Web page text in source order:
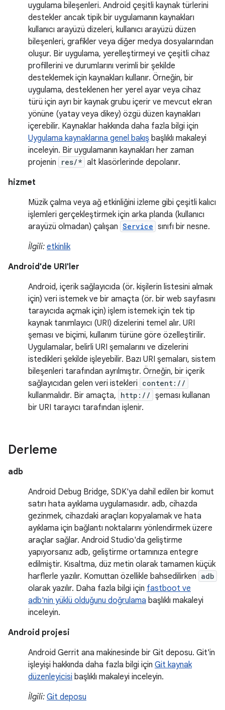
uygulama bileşenleri. Android çeşitli kaynak türlerini
destekler ancak tipik bir uygulamanın kaynakları
kullanıcı arayüzü dizeleri, kullanıcı arayüzü düzen
bileşenleri, grafikler veya diğer medya dosyalarından
oluşur. Bir uygulama, yerelleştirmeyi ve çeşitli cihaz
profillerini ve durumlarını verimli bir şekilde
desteklemek için kaynakları kullanır. Örneğin, bir
uygulama, desteklenen her yerel ayar veya cihaz
türü için ayrı bir kaynak grubu içerir ve mevcut ekran
yönüne (yatay veya dikey) özgü düzen kaynakları
içerebilir. Kaynaklar hakkında daha fazla bilgi için
Uygulama kaynaklarına genel bakış başlıklı makaleyi
inceleyin. Bir uygulamanın kaynakları her zaman
projenin
res/* alt klasörlerinde depolanır.
hizmet
Müzik çalma veya ağ etkinliğini izleme gibi çeşitli kalıcı
işlemleri gerçekleştirmek için arka planda (kullanıcı
arayüzü olmadan) çalışan Service sınıfı bir nesne.
İlgili: etkinlik
Android'de URI'ler
Android, içerik sağlayıcıda (ör. kişilerin listesini almak
için) veri istemek ve bir amaçta (ör. bir web sayfasını
tarayıcıda açmak için) işlem istemek için tek tip
kaynak tanımlayıcı (URI) dizelerini temel alır. URI
şeması ve biçimi, kullanım türüne göre özelleştirilir.
Uygulamalar, belirli URI şemalarını ve dizelerini
istedikleri şekilde işleyebilir. Bazı URI şemaları, sistem
bileşenleri tarafından ayrılmıştır. Örneğin, bir içerik
sağlayıcıdan gelen veri istekleri content://
kullanmalıdır. Bir amaçta, http:// şeması kullanan
bir URI tarayıcı tarafından işlenir.
Derleme
adb
Android Debug Bridge, SDK'ya dahil edilen bir komut
satırı hata ayıklama uygulamasıdır. adb, cihazda
gezinmek, cihazdaki araçları kopyalamak ve hata
ayıklama için bağlantı noktalarını yönlendirmek üzere
araçlar sağlar. Android Studio'da geliştirme
yapıyorsanız adb, geliştirme ortamınıza entegre
edilmiştir. Kısaltma, düz metin olarak tamamen küçük
harflerle yazılır. Komuttan özellikle bahsedilirken adb
olarak yazılır. Daha fazla bilgi için fastboot ve
adb'nin yüklü olduğunu doğrulama başlıklı makaleyi
inceleyin.
Android projesi
Android Gerrit ana makinesinde bir Git deposu. Git'in
işleyişi hakkında daha fazla bilgi için Git kaynak
düzenleyicisi başlıklı makaleyi inceleyin.
İlgili: Git deposu